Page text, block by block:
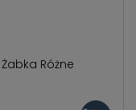
Różne